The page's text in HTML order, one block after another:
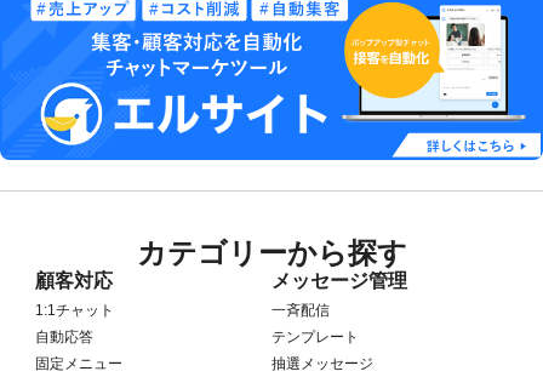
カテゴリーから探す
顧客対応
1:1チャット
自動応答
固定メニュー
メッセージ管理
一斉配信
テンプレート
抽選メッセージ